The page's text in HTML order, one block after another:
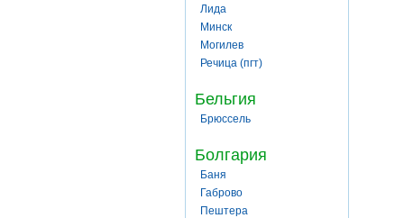
Лида
Минск
Могилев
Речица (пгт)
Бельгия
Брюссель
Болгария
Баня
Габрово
Пештера